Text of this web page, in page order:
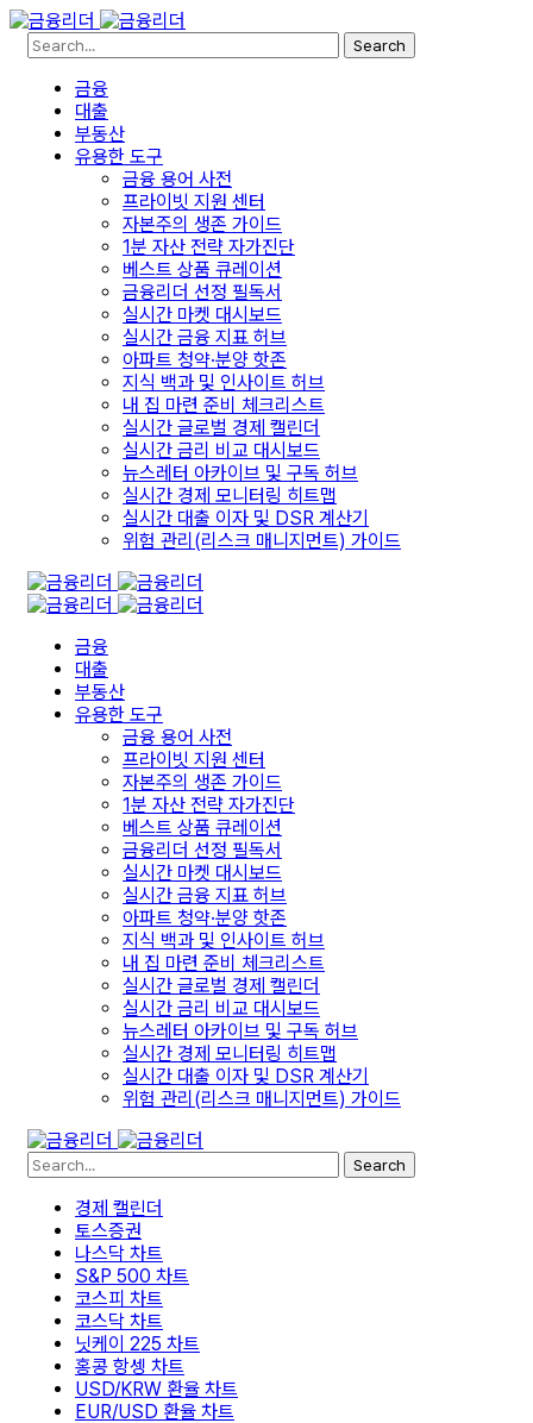
Search
금융
대출
부동산
유용한 도구
금융 용어 사전
프라이빗 지원 센터
자본주의 생존 가이드
1분 자산 전략 자가진단
베스트 상품 큐레이션
금융리더 선정 필독서
실시간 마켓 대시보드
실시간 금융 지표 허브
아파트 청약·분양 핫존
지식 백과 및 인사이트 허브
내 집 마련 준비 체크리스트
실시간 글로벌 경제 캘린더
실시간 금리 비교 대시보드
뉴스레터 아카이브 및 구독 허브
실시간 경제 모니터링 히트맵
실시간 대출 이자 및 DSR 계산기
위험 관리(리스크 매니지먼트) 가이드
금융
대출
부동산
유용한 도구
금융 용어 사전
프라이빗 지원 센터
자본주의 생존 가이드
1분 자산 전략 자가진단
베스트 상품 큐레이션
금융리더 선정 필독서
실시간 마켓 대시보드
실시간 금융 지표 허브
아파트 청약·분양 핫존
지식 백과 및 인사이트 허브
내 집 마련 준비 체크리스트
실시간 글로벌 경제 캘린더
실시간 금리 비교 대시보드
뉴스레터 아카이브 및 구독 허브
실시간 경제 모니터링 히트맵
실시간 대출 이자 및 DSR 계산기
위험 관리(리스크 매니지먼트) 가이드
Search
경제 캘린더
토스증권
나스닥 차트
S&P 500 차트
코스피 차트
코스닥 차트
닛케이 225 차트
홍콩 항셍 차트
USD/KRW 환율 차트
EUR/USD 환율 차트